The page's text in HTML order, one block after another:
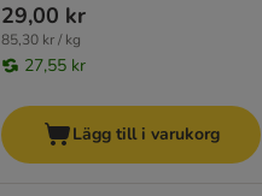
29,00 kr
85,30 kr / kg
27,55 kr
Lägg till i varukorg